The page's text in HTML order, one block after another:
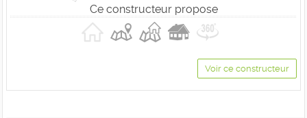
Ce constructeur propose
Voir ce constructeur